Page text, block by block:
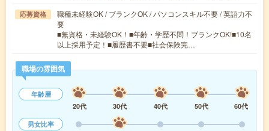
応募資格
職種未経験OK / ブランクOK / パソコンスキル不要 / 英語力不
要
■無資格・未経験OK！■年齢・学歴不問！ブランクOK!■10名
以上採用予定！■履歴書不要■社会保険完…
職場の雰囲気
年齢層
20代
30代 40代 50代
60代
男女比率